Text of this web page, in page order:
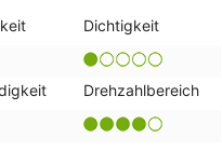
Dichtigkeit
Drehzahlbereich